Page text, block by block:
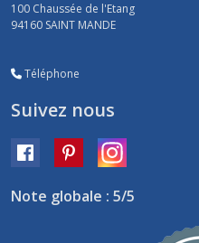
100 Chaussée de l'Etang
94160 SAINT MANDE
Téléphone
Suivez nous
Note globale : 5/5